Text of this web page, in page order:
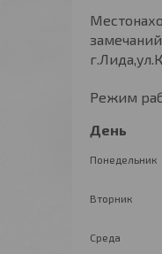
Режим
День
Понедельник
Вторник
Среда